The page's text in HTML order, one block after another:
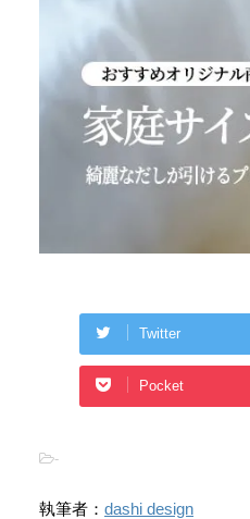
Twitter
Pocket
-
執筆者： dashi design